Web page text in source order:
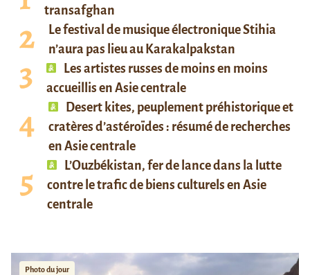
transafghan
Le festival de musique électronique Stihia
n’aura pas lieu au Karakalpakstan
Les artistes russes de moins en moins
accueillis en Asie centrale
Desert kites, peuplement préhistorique et
cratères d’astéroïdes : résumé de recherches
en Asie centrale
L’Ouzbékistan, fer de lance dans la lutte
contre le trafic de biens culturels en Asie
centrale
Photo du jour